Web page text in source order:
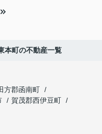
本町の不動産一覧
方郡函南町
賀茂郡西伊豆町